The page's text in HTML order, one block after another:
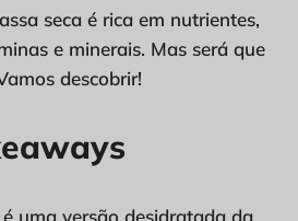
seca é rica em nutrientes,
e minerais. Mas será que
descobrir!